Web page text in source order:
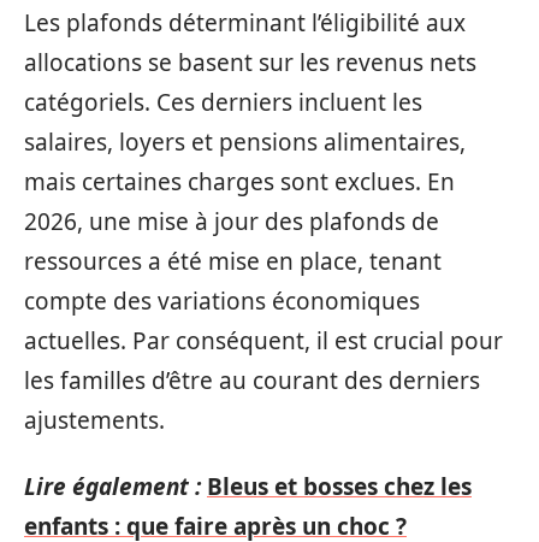
Les plafonds déterminant l’éligibilité aux
allocations se basent sur les revenus nets
catégoriels. Ces derniers incluent les
salaires, loyers et pensions alimentaires,
mais certaines charges sont exclues. En
2026, une mise à jour des plafonds de
ressources a été mise en place, tenant
compte des variations économiques
actuelles. Par conséquent, il est crucial pour
les familles d’être au courant des derniers
ajustements.
Lire également : Bleus et bosses chez les
enfants : que faire après un choc ?